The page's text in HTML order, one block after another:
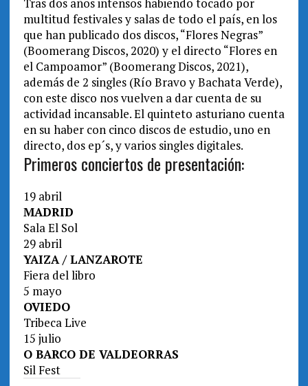
Tras dos años intensos habiendo tocado por
multitud festivales y salas de todo el país, en los
que han publicado dos discos, “Flores Negras”
(Boomerang Discos, 2020) y el directo “Flores en
el Campoamor” (Boomerang Discos, 2021),
además de 2 singles (Río Bravo y Bachata Verde),
con este disco nos vuelven a dar cuenta de su
actividad incansable. El quinteto asturiano cuenta
en su haber con cinco discos de estudio, uno en
directo, dos ep´s, y varios singles digitales.
Primeros conciertos de presentación:
19 abril
MADRID
Sala El Sol
29 abril
YAIZA / LANZAROTE
Fiera del libro
5 mayo
OVIEDO
Tribeca Live
15 julio
O BARCO DE VALDEORRAS
Sil Fest